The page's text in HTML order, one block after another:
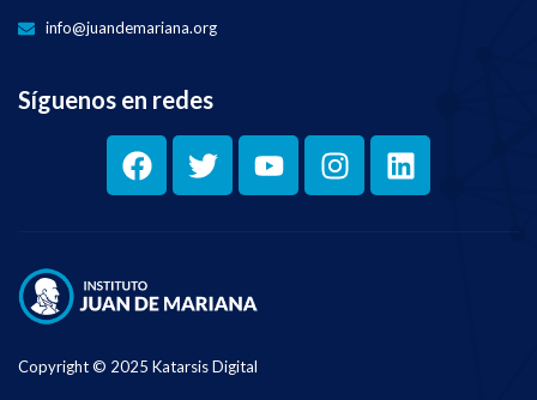
info@juandemariana.org
Síguenos en redes
Copyright © 2025 Katarsis Digital